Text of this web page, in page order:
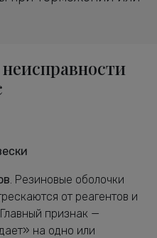
. Резиновые оболочки
от реагентов и
признак —
на одно или